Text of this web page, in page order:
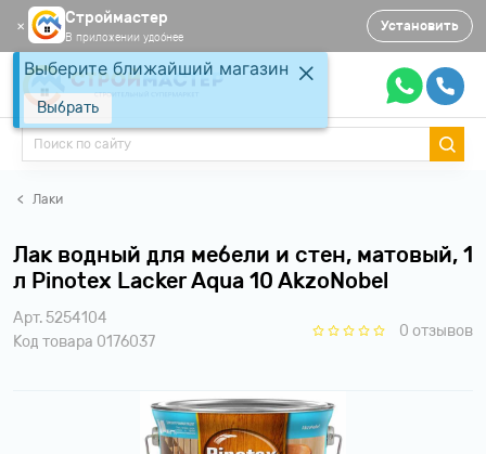
✕ Строймастер
В приложении удобнее
Установить
Лаки
Лак водный для мебели и стен, матовый, 1
л Pinotex Lacker Aqua 10 AkzoNobel
Арт. 5254104
Код товара 0176037
0 отзывов
Выберите ближайший магазин
Выбрать